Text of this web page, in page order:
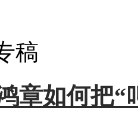
稿
章如何把“